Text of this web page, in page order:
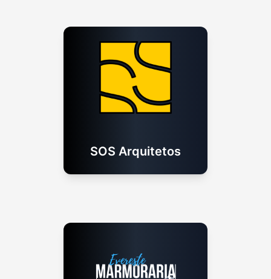
SOS Arquitetos